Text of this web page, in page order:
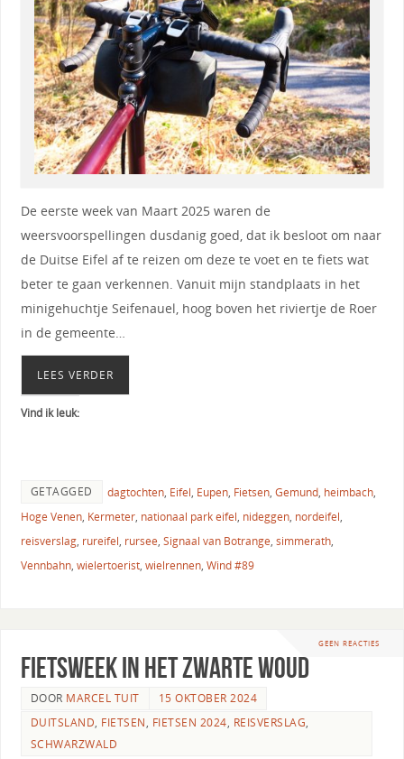
De eerste week van Maart 2025 waren de
weersvoorspellingen dusdanig goed, dat ik besloot om naar
de Duitse Eifel af te reizen om deze te voet en te fiets wat
beter te gaan verkennen. Vanuit mijn standplaats in het
minigehuchtje Seifenauel, hoog boven het riviertje de Roer
in de gemeente…
LEES VERDER
Vind ik leuk:
GETAGGED dagtochten, Eifel, Eupen, Fietsen, Gemund, heimbach,
Hoge Venen, Kermeter, nationaal park eifel, nideggen, nordeifel,
reisverslag, rureifel, rursee, Signaal van Botrange, simmerath,
Vennbahn, wielertoerist, wielrennen, Wind #89
GEEN REACTIES
Fietsweek in het Zwarte Woud
DOOR MARCEL TUIT
15 OKTOBER 2024
DUITSLAND, FIETSEN, FIETSEN 2024, REISVERSLAG,
SCHWARZWALD